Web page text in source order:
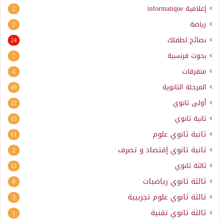
إعلامية informatique
2
رياضة 2
نصائح لطفلك 24
بحوث فرنسية 7
متفرقات 4
المرحلة الثانوية 49
أولى ثانوي 22
ثانية ثانوي 13
ثانية ثانوي علوم 11
ثانية ثانوي إقتصاد و تصرف 2
ثالثة ثانوي 12
ثالثة ثانوي رياضيات 8
ثالثة ثانوي علوم تجريبية 3
ثالثة ثانوي تقنية 1